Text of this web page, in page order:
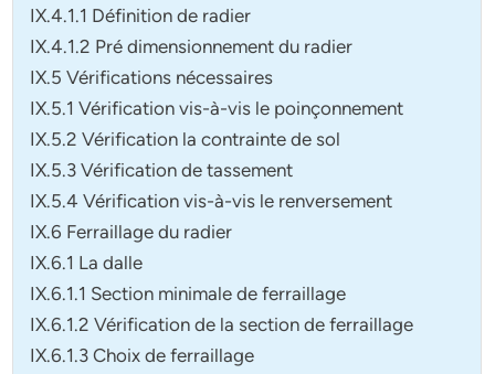
IX.4.1.1 Définition de radier
IX.4.1.2 Pré dimensionnement du radier
IX.5 Vérifications nécessaires
IX.5.1 Vérification vis-à-vis le poinçonnement
IX.5.2 Vérification la contrainte de sol
IX.5.3 Vérification de tassement
IX.5.4 Vérification vis-à-vis le renversement
IX.6 Ferraillage du radier
IX.6.1 La dalle
IX.6.1.1 Section minimale de ferraillage
IX.6.1.2 Vérification de la section de ferraillage
IX.6.1.3 Choix de ferraillage